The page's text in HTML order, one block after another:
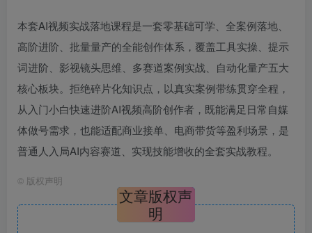
本套AI视频实战落地课程是一套零基础可学、全案例落地、
高阶进阶、批量量产的全能创作体系，覆盖工具实操、提示
词进阶、影视镜头思维、多赛道案例实战、自动化量产五大
核心板块。拒绝碎片化知识点，以真实案例带练贯穿全程，
从入门小白快速进阶AI视频高阶创作者，既能满足日常自媒
体做号需求，也能适配商业接单、电商带货等盈利场景，是
普通人入局AI内容赛道、实现技能增收的全套实战教程。
© 版权声明
文章版权声
明